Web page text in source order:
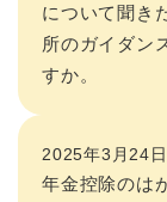
について聞き
所のガイダン
すか。
2025年3月24
年金控除のは